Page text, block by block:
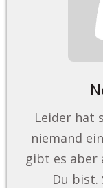
Leider hat
niemand
gibt es aber
Du bist.